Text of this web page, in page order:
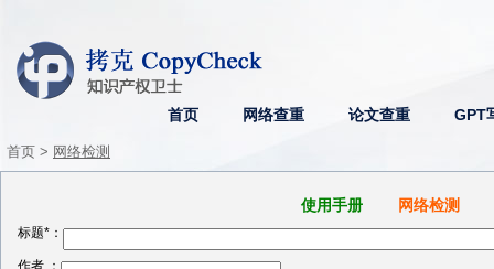
首页 网络查重 论文查重 GPT
首页 > 网络检测